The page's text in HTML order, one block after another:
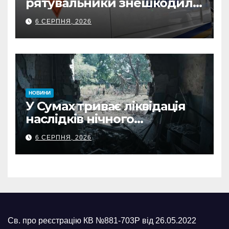
500-кілограмову авіабомбу
росіян
6 СЕРПНЯ, 2026
НОВИНИ
У Сумах триває ліквідація
наслідків нічного
масованого удару КАБами
6 СЕРПНЯ, 2026
Св. про реєстрацію КВ №881-703Р від 26.05.2022